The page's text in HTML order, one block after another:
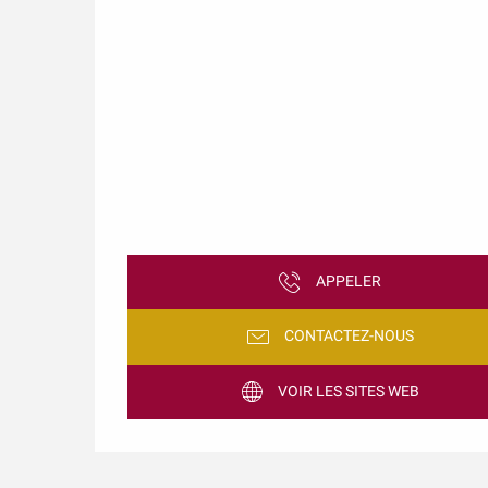
APPELER
CONTACTEZ-NOUS
VOIR LES SITES WEB